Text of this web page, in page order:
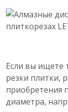
Если вы ищете
резки плитки,
приобретения
диаметра,